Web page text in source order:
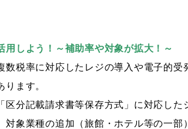
しよう！～補助率や対象が拡大！～
数税率に対応したレジの導入や電子的
ます。
分記載請求書等保存方式」に対応し
対象業種の追加（旅館・ホテル等の一部